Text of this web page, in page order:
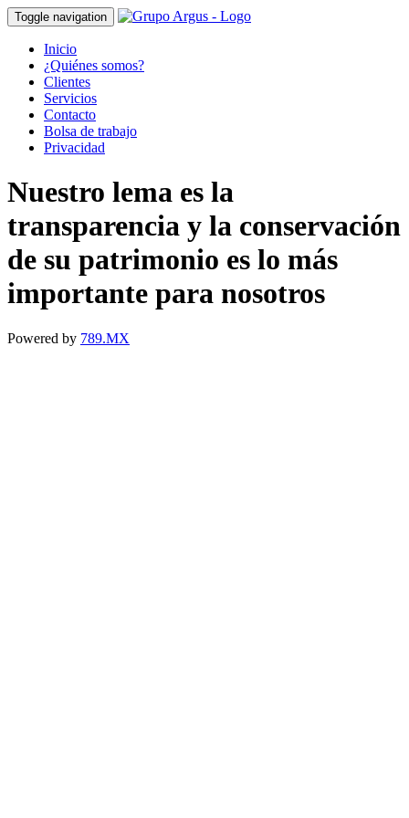
Toggle navigation
Inicio
¿Quiénes somos?
Clientes
Servicios
Contacto
Bolsa de trabajo
Privacidad
Nuestro lema es la
transparencia y la conservación
de su patrimonio es lo más
importante para nosotros
Powered by 789.MX